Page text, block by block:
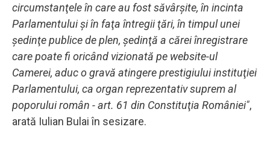
circumstanţele în care au fost săvârşite, în incinta
Parlamentului şi în faţa întregii ţări, în timpul unei
şedinţe publice de plen, şedinţă a cărei înregistrare
care poate fi oricând vizionată pe website-ul
Camerei, aduc o gravă atingere prestigiului instituţiei
Parlamentului, ca organ reprezentativ suprem al
poporului român - art. 61 din Constituţia României",
arată Iulian Bulai în sesizare.